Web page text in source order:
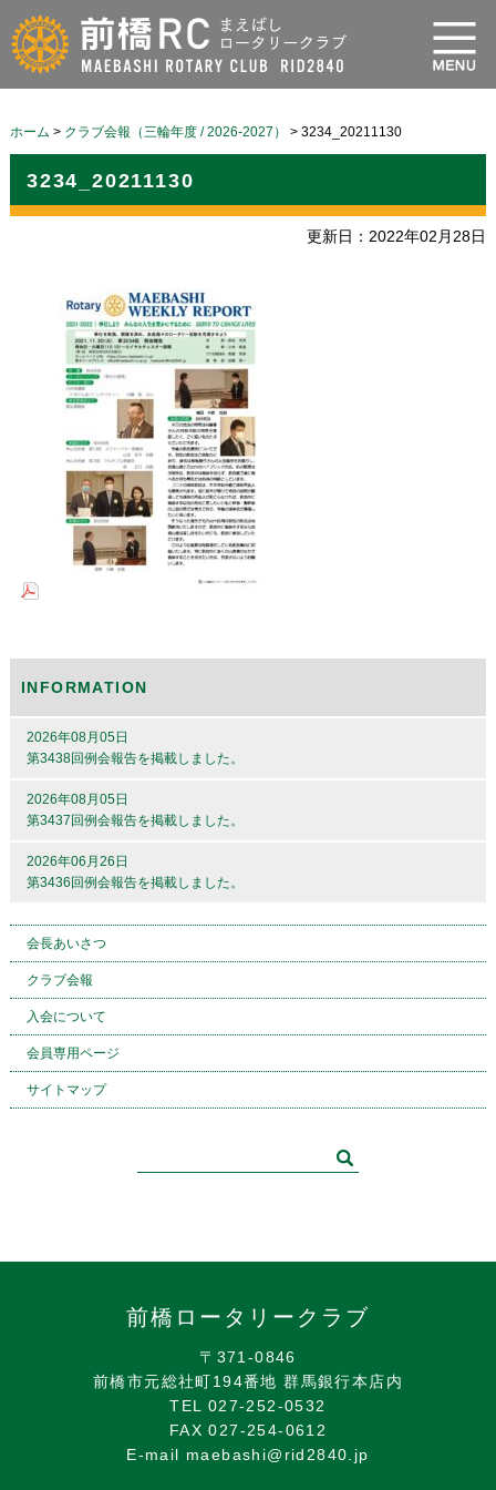
ホーム > クラブ会報（三輪年度 / 2026-2027） > 3234_20211130
3234_20211130
更新日：2022年02月28日
INFORMATION
2026年08月05日
第3438回例会報告を掲載しました。
2026年08月05日
第3437回例会報告を掲載しました。
2026年06月26日
第3436回例会報告を掲載しました。
会長あいさつ
クラブ会報
入会について
会員専用ページ
サイトマップ
前橋ロータリークラブ
〒371-0846
前橋市元総社町194番地 群馬銀行本店内
TEL 027-252-0532
FAX 027-254-0612
E-mail maebashi@rid2840.jp